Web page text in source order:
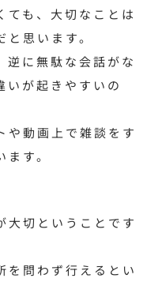
ても、大切なことは
思います。
逆に無駄な会話がな
いが起きやすいの
や動画上で雑談をす
す。
大切ということです
を問わず行えるとい